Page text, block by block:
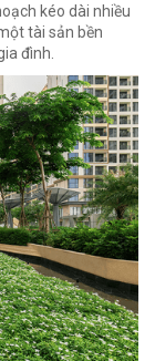
kéo dài nhiều
tài sản bền
đình.